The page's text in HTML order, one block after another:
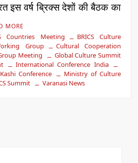
इस वर्ष ब्रिक्स देशों की बैठक का
MORE
Countries Meeting
BRICS Culture
Group
Cultural Cooperation
Meeting
Global Culture Summit
International Conference India
Kashi Conference
Ministry of Culture
Summit Varanasi News